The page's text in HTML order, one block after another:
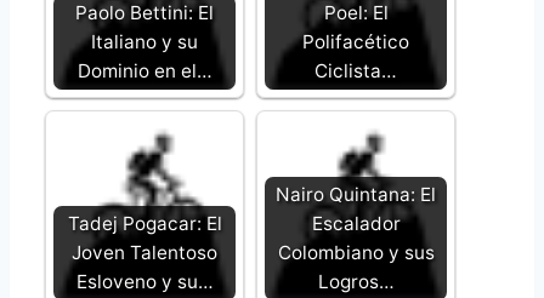
Paolo Bettini: El
Italiano y su
Dominio en el…
Poel: El
Polifacético
Ciclista…
Tadej Pogacar: El
Joven Talentoso
Esloveno y su…
Nairo Quintana: El
Escalador
Colombiano y sus
Logros…